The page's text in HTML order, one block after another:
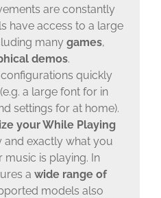
are constantly
have access to a large
many games,
demos.
quickly
a large font for in
settings for at home).
your While Playing
and exactly what you
is playing. In
a wide range of
models also